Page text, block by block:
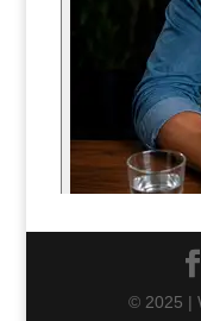
© 2025 |